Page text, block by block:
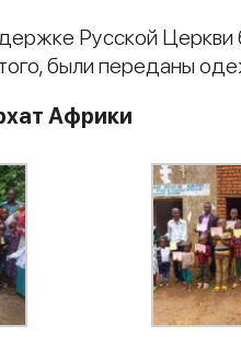
Русской
были переданы
Африки